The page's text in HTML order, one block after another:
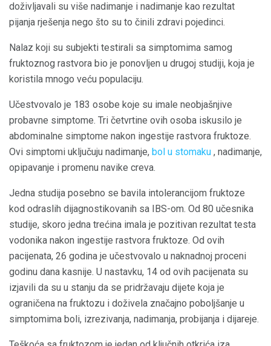
doživljavali su više nadimanje i nadimanje kao rezultat
pijanja rješenja nego što su to činili zdravi pojedinci.
Nalaz koji su subjekti testirali sa simptomima samog
fruktoznog rastvora bio je ponovljen u drugoj studiji, koja je
koristila mnogo veću populaciju.
Učestvovalo je 183 osobe koje su imale neobjašnjive
probavne simptome. Tri četvrtine ovih osoba iskusilo je
abdominalne simptome nakon ingestije rastvora fruktoze.
Ovi simptomi uključuju nadimanje, bol u stomaku , nadimanje,
opipavanje i promenu navike creva.
Jedna studija posebno se bavila intolerancijom fruktoze
kod odraslih dijagnostikovanih sa IBS-om. Od 80 učesnika
studije, skoro jedna trećina imala je pozitivan rezultat testa
vodonika nakon ingestije rastvora fruktoze. Od ovih
pacijenata, 26 godina je učestvovalo u naknadnoj proceni
godinu dana kasnije. U nastavku, 14 od ovih pacijenata su
izjavili da su u stanju da se pridržavaju dijete koja je
ograničena na fruktozu i doživela značajno poboljšanje u
simptomima boli, izrezivanja, nadimanja, probijanja i dijareje.